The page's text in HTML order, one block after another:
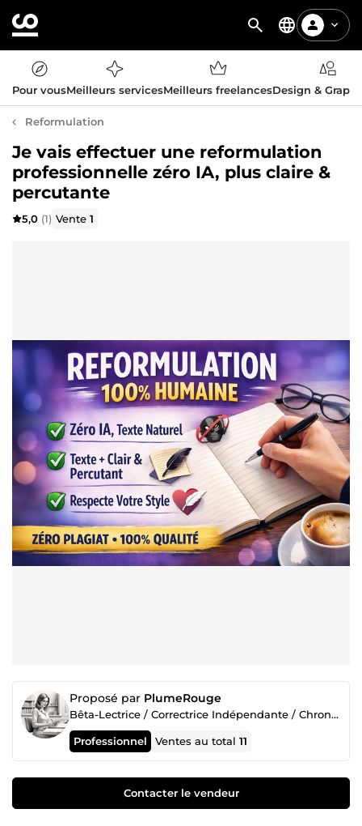
Pour vousMeilleurs servicesMeilleurs freelancesDesign &
Reformulation
Je vais effectuer une reformulation
professionnelle zéro IA, plus claire &
percutante
5,0 (1) Vente1
Proposé par PlumeRouge
Bêta-Lectrice / Correctrice Indépendante / Chroniqueuse littéraire
Professionnel Ventes au total11
Contacter le vendeur